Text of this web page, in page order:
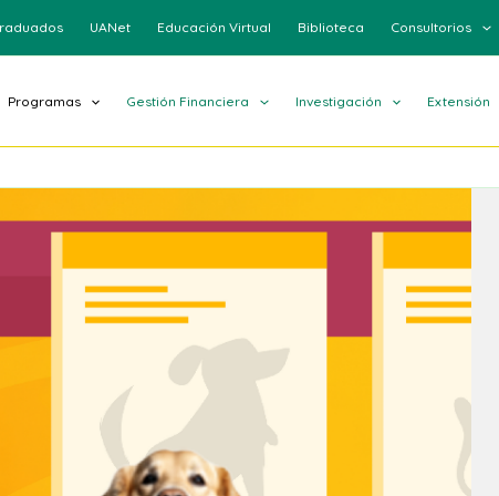
UANet Educación Virtual Biblioteca Consultorios
Programas Gestión Financiera Investigación Extensión